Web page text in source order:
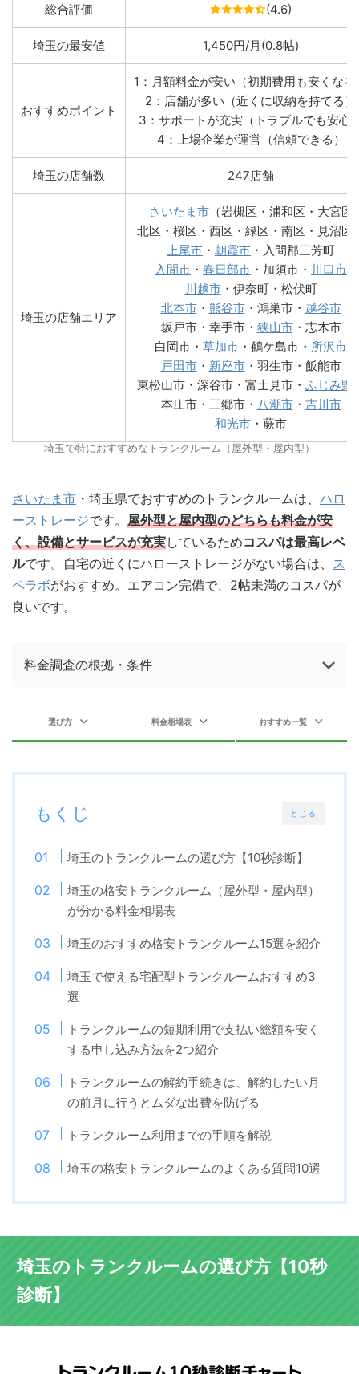
総合評価 (4.6)
埼玉の最安値 1,450円/月(0.8帖)
おすすめポイント
1：月額料金が安い（初期費用も安くなる
2：店舗が多い（近くに収納を持てる）
3：サポートが充実（トラブルでも安心
4：上場企業が運営（信頼できる）
埼玉の店舗数 247店舗
埼玉の店舗エリア
さいたま市（岩槻区・浦和区・大宮区
北区・桜区・西区・緑区・南区・見沼区
上尾市 ・ 朝霞市 ・入間郡三芳町
入間市 ・ 春日部市 ・加須市・ 川口市
川越市・伊奈町・松伏町
北本市・ 熊谷市・鴻巣市・ 越谷市
坂戸市・幸手市・ 狭山市・志木市
白岡市・ 草加市 ・鶴ケ島市・ 所沢市
戸田市・ 新座市・羽生市・飯能市
東松山市・深谷市・富士見市・ ふじみ野
本庄市・三郷市・ 八潮市・ 吉川市
和光市 ・蕨市
埼玉で特におすすめなトランクルーム（屋外型・屋内型）
さいたま市 ・埼玉県でおすすめのトランクルームは、 ハロ
ーストレージです。 屋外型と屋内型のどちらも料金が安
く、設備とサービスが充実しているためコスパは最高レベ
ルです。自宅の近くにハローストレージがない場合は、 ス
ペラボがおすすめ。エアコン完備で、2帖未満のコスパが
良いです。
料金調査の根拠・条件
選び方 料金相場表 おすすめ一覧
とじる
もくじ
埼玉のトランクルームの選び方【10秒診断】
埼玉の格安トランクルーム（屋外型・屋内型）
が分かる料金相場表
埼玉のおすすめ格安トランクルーム15選を紹介
埼玉で使える宅配型トランクルームおすすめ3
選
トランクルームの短期利用で支払い総額を安く
する申し込み方法を2つ紹介
トランクルームの解約手続きは、解約したい月
の前月に行うとムダな出費を防げる
トランクルーム利用までの手順を解説
埼玉の格安トランクルームのよくある質問10選
埼玉のトランクルームの選び方【10秒
診断】